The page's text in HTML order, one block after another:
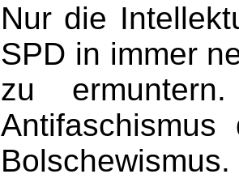
Nur die
SPD in immer
zu
Bolschewismus.